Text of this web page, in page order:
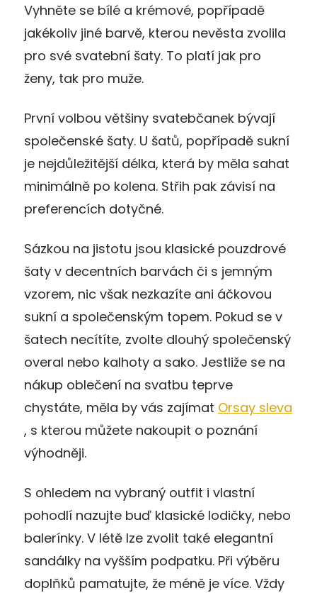
Vyhněte se bílé a krémové, popřípadě
jakékoliv jiné barvě, kterou nevěsta zvolila
pro své svatební šaty. To platí jak pro
ženy, tak pro muže.
První volbou většiny svatebčanek bývají
společenské šaty. U šatů, popřípadě sukní
je nejdůležitější délka, která by měla sahat
minimálně po kolena. Střih pak závisí na
preferencích dotyčné.
Sázkou na jistotu jsou klasické pouzdrové
šaty v decentních barvách či s jemným
vzorem, nic však nezkazíte ani áčkovou
sukní a společenským topem. Pokud se v
šatech necítíte, zvolte dlouhý společenský
overal nebo kalhoty a sako. Jestliže se na
nákup oblečení na svatbu teprve
chystáte, měla by vás zajímat Orsay sleva
, s kterou můžete nakoupit o poznání
výhodněji.
S ohledem na vybraný outfit i vlastní
pohodlí nazujte buď klasické lodičky, nebo
balerínky. V létě lze zvolit také elegantní
sandálky na vyšším podpatku. Při výběru
doplňků pamatujte, že méně je více. Vždy